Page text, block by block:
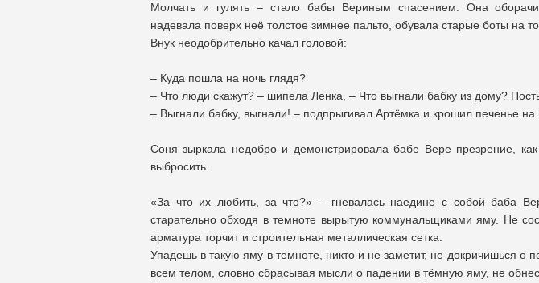
Молчать и гулять – стало бабы Вериным спасением. Она
надевала поверх неё толстое зимнее пальто, обувала старые боты на
Внук неодобрительно качал головой:
– Куда пошла на ночь глядя?
– Что люди скажут? – шипела Ленка, – Что выгнали бабку из дому?
– Выгнали бабку, выгнали! – подпрыгивал Артёмка и крошил печенье
Соня зыркала недобро и демонстрировала бабе Вере презрение,
выбросить.
«За что их любить, за что?» – гневалась наедине с собой баба
старательно обходя в темноте вырытую коммунальщиками яму. Не
арматура торчит и строительная металлическая сетка.
Упадешь в такую яму в темноте, никто и не заметит, не докричишься о
всем телом, словно сбрасывая мысли о падении в тёмную яму, не